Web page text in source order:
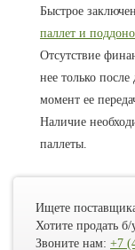
Быстрое
паллет и
Отсутствие
нее только после
момент ее
Наличие
паллеты.
Ищете
Хотите продать
Звоните нам: +7